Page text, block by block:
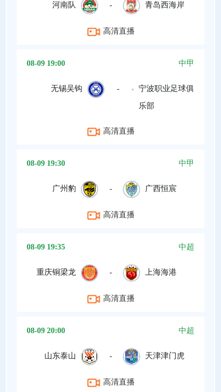
河南队 - 青岛西海岸
高清直播
08-09 19:00 中甲
无锡吴钩 - 宁波职业足球俱
乐部
高清直播
08-09 19:30 中甲
广州豹 - 广西恒宸
高清直播
08-09 19:35 中超
重庆铜梁龙 - 上海海港
高清直播
08-09 20:00 中超
山东泰山 - 天津津门虎
高清直播